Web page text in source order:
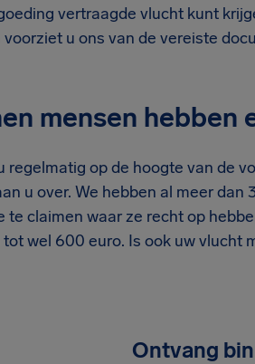
vertraagde vlucht kunt
voorziet u ons van de vereiste
mensen hebben
regelmatig op de hoogte van de
u over. We hebben al meer
te claimen waar ze recht op
wel 600 euro. Is ook uw vlucht
Ontvang